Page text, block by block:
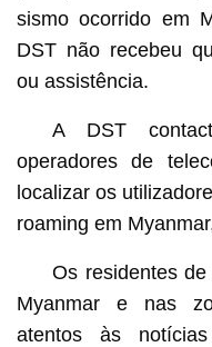
sismo ocorrido em
DST não recebeu
ou assistência.
A DST
operadores de
localizar os
roaming em
Os residentes
Myanmar e nas
atentos às